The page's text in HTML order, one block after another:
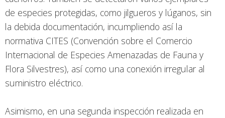
de especies protegidas, como jilgueros y lúganos, sin
la debida documentación, incumpliendo así la
normativa CITES (Convención sobre el Comercio
Internacional de Especies Amenazadas de Fauna y
Flora Silvestres), así como una conexión irregular al
suministro eléctrico.
Asimismo, en una segunda inspección realizada en